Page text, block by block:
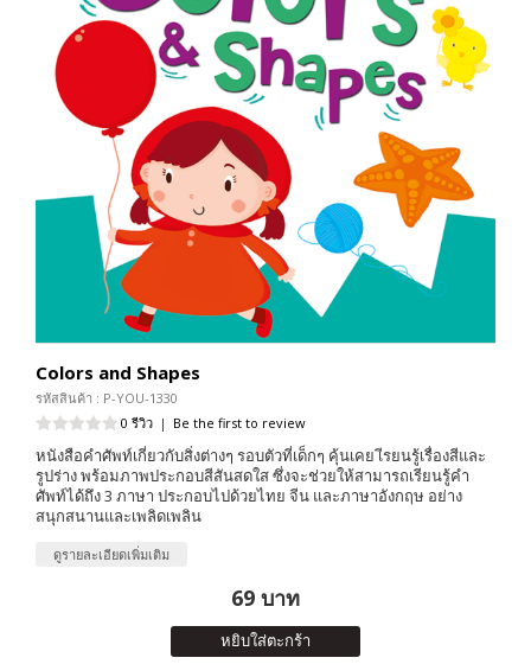
Colors and Shapes
รหัสสินค้า : P-YOU-1330
0 รีวิว | Be the first to review
หนังสือคำศัพท์เกี่ยวกับสิ่งต่างๆ รอบตัวที่เด็กๆ คุ้นเคย เีรยนรู้เรื่องสีและ
รูปร่าง พร้อมภาพประกอบสีสันสดใส ซึ่งจะช่วยให้สามารถเรียนรู้คำ
ศัพท์ได้ถึง 3 ภาษา ประกอบไปด้วยไทย จีน และภาษาอังกฤษ อย่าง
สนุกสนานและเพลิดเพลิน
ดูรายละเอียดเพิ่มเติม
69 บาท
หยิบใส่ตะกร้า